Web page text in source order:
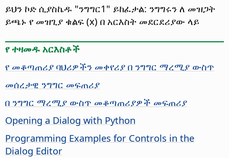
ይህን ኮድ ሲያስኬዱ "ንግግር1" ይከፈታል: ንግግሩን ለ መዝጋት
ይጫኑ የ መዝጊያ ቁልፍ (x) በ አርእስት መደርደሪያው ላይ
የ ተዛመዱ አርእስቶች
የ መቆጣጠሪያ ባህሪዎችን መቀየሪያ በ ንግግር ማረሚያ ውስጥ
መሰረታዊ ንግግር መፍጠሪያ
በ ንግግር ማረሚያ ውስጥ መቆጣጠሪያዎች መፍጠሪያ
Opening a Dialog with Python
Programming Examples for Controls in the
Dialog Editor